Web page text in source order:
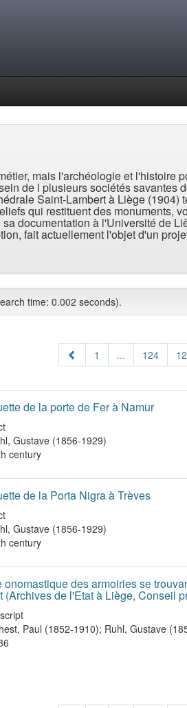
mais l'archéologie et l'histoire
de l plusieurs sociétés savantes
Saint-Lambert à Liège
qui restituent des monuments,
documentation à l'Université de
fait actuellement l'objet d'un
time: 0.002 seconds).
1 ... 124
de la porte de Fer à Namur
Gustave (1856-1929)
century
de la Porta Nigra à Trèves
Gustave (1856-1929)
century
onomastique des armoiries se
(Archives de l'Etat à Liège, Conseil
Paul (1852-1910); Ruhl, Gustave